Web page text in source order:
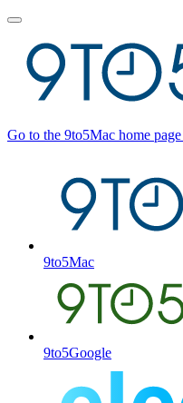
Toggle
menu
Go to the 9to5Mac home page
9to5Mac
9to5Google